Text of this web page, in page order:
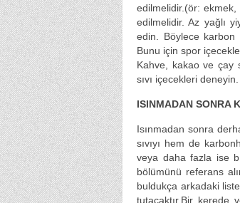
edilmelidir.(ör:
edilmelidir. Az yağlı
edin. Böylece karbon
Bunu için spor
Kahve, kakao ve çay
sıvı içecekleri deneyin.
ISINMADAN SONRA
Isınmadan sonra
sıvıyı hem de
veya daha fazla ise
bölümünü referans
buldukça arkadaki
tutacaktır.Bir kerede